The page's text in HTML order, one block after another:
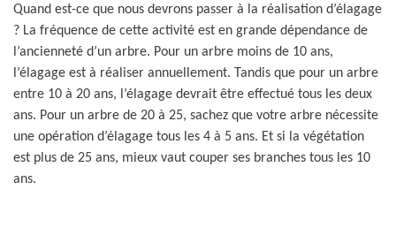
Quand est-ce que nous devrons passer à la réalisation d’élagage
? La fréquence de cette activité est en grande dépendance de
l’ancienneté d’un arbre. Pour un arbre moins de 10 ans,
l’élagage est à réaliser annuellement. Tandis que pour un arbre
entre 10 à 20 ans, l’élagage devrait être effectué tous les deux
ans. Pour un arbre de 20 à 25, sachez que votre arbre nécessite
une opération d’élagage tous les 4 à 5 ans. Et si la végétation
est plus de 25 ans, mieux vaut couper ses branches tous les 10
ans.